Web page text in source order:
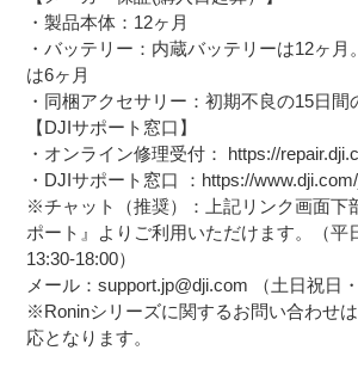
・製品本体：12ヶ月
・バッテリー：内蔵バッテリーは12ヶ月
は6ヶ月
・同梱アクセサリー：初期不良の15日間
【DJIサポート窓口】
・オンライン修理受付： https://
・DJIサポート窓口 ：https://
※チャット（推奨）：上記リンク画面下
ポート』よりご利用いただけます。（平
13:30-18:00）
メール：support.jp@dji.com （土日祝日
※Roninシリーズに関するお問い合わせ
応となります。